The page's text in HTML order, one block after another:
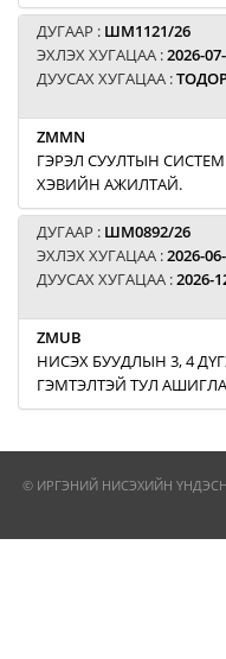
ДУГААР : ШМ1121/26
ЭХЛЭХ ХУГАЦАА :2026-
ДУУСАХ ХУГАЦАА :
ZMMN
ГЭРЭЛ СУУЛТЫН
ХЭВИЙН АЖИЛТАЙ.
ДУГААР : ШМ0892/26
ЭХЛЭХ ХУГАЦАА :2026-
ДУУСАХ ХУГАЦАА :2026-
ZMUB
НИСЭХ БУУДЛЫН 3, 4
ГЭМТЭЛТЭЙ ТУЛ
© ИРГЭНИЙ НИСЭХИЙН